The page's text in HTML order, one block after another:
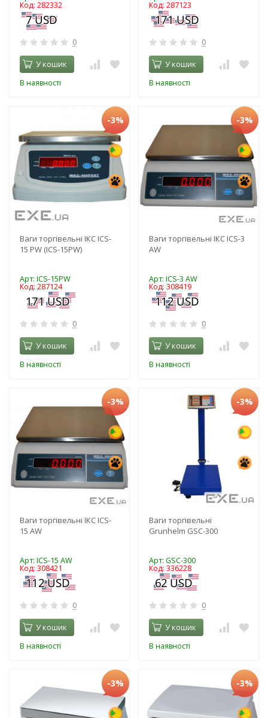
Код: 282332
0
У кошик
В наявності
Код: 287123
0
У кошик
В наявності
-3%
Ваги торгівельні ІКС ICS-
15 PW (ICS-15PW)
Арт: ICS-15PW
Код: 287124
0
У кошик
В наявності
-3%
Ваги торгівельні ІКС ICS-3
AW
Арт: ICS-3 AW
Код: 308419
0
У кошик
В наявності
-3%
Ваги торгівельні ІКС ICS-
15 AW
Арт: ICS-15 AW
Код: 308421
0
У кошик
В наявності
-3%
Ваги торгівельні
Grunhelm GSC-300
Арт: GSC-300
Код: 336228
0
У кошик
В наявності
-3% -3%